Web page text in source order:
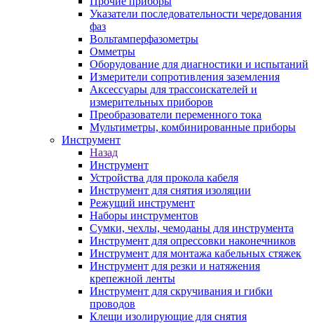
Указатели последовательности чередования
фаз
Вольтамперфазометры
Омметры
Оборудование для диагностики и испытаний
Измерители сопротивления заземления
Аксессуары для трассоискателей и
измерительных приборов
Преобразователи переменного тока
Мультиметры, комбинированные приборы
Инструмент
Назад
Инструмент
Устройства для прокола кабеля
Инструмент для снятия изоляции
Режущий инструмент
Наборы инструментов
Сумки, чехлы, чемоданы для инструмента
Инструмент для опрессовки наконечников
Инструмент для монтажа кабельных стяжек
Инструмент для резки и натяжения
крепежной ленты
Инструмент для скручивания и гибки
проводов
Клещи изолирующие для снятия